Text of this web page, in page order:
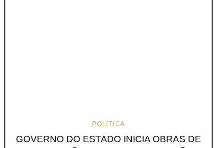
POLÍTICA
GOVERNO DO ESTADO INICIA OBRAS DE